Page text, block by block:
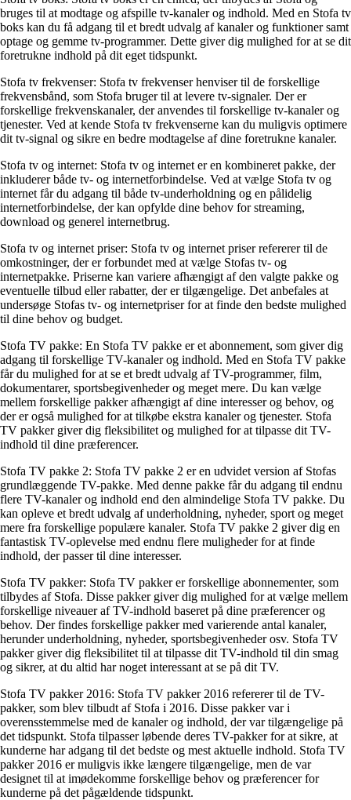
bruges til at modtage og afspille tv-kanaler og indhold. Med en Stofa tv
boks kan du få adgang til et bredt udvalg af kanaler og funktioner samt
optage og gemme tv-programmer. Dette giver dig mulighed for at se dit
foretrukne indhold på dit eget tidspunkt.
Stofa tv frekvenser: Stofa tv frekvenser henviser til de forskellige
frekvensbånd, som Stofa bruger til at levere tv-signaler. Der er
forskellige frekvenskanaler, der anvendes til forskellige tv-kanaler og
tjenester. Ved at kende Stofa tv frekvenserne kan du muligvis optimere
dit tv-signal og sikre en bedre modtagelse af dine foretrukne kanaler.
Stofa tv og internet: Stofa tv og internet er en kombineret pakke, der
inkluderer både tv- og internetforbindelse. Ved at vælge Stofa tv og
internet får du adgang til både tv-underholdning og en pålidelig
internetforbindelse, der kan opfylde dine behov for streaming,
download og generel internetbrug.
Stofa tv og internet priser: Stofa tv og internet priser refererer til de
omkostninger, der er forbundet med at vælge Stofas tv- og
internetpakke. Priserne kan variere afhængigt af den valgte pakke og
eventuelle tilbud eller rabatter, der er tilgængelige. Det anbefales at
undersøge Stofas tv- og internetpriser for at finde den bedste mulighed
til dine behov og budget.
Stofa TV pakke: En Stofa TV pakke er et abonnement, som giver dig
adgang til forskellige TV-kanaler og indhold. Med en Stofa TV pakke
får du mulighed for at se et bredt udvalg af TV-programmer, film,
dokumentarer, sportsbegivenheder og meget mere. Du kan vælge
mellem forskellige pakker afhængigt af dine interesser og behov, og
der er også mulighed for at tilkøbe ekstra kanaler og tjenester. Stofa
TV pakker giver dig fleksibilitet og mulighed for at tilpasse dit TV-
indhold til dine præferencer.
Stofa TV pakke 2: Stofa TV pakke 2 er en udvidet version af Stofas
grundlæggende TV-pakke. Med denne pakke får du adgang til endnu
flere TV-kanaler og indhold end den almindelige Stofa TV pakke. Du
kan opleve et bredt udvalg af underholdning, nyheder, sport og meget
mere fra forskellige populære kanaler. Stofa TV pakke 2 giver dig en
fantastisk TV-oplevelse med endnu flere muligheder for at finde
indhold, der passer til dine interesser.
Stofa TV pakker: Stofa TV pakker er forskellige abonnementer, som
tilbydes af Stofa. Disse pakker giver dig mulighed for at vælge mellem
forskellige niveauer af TV-indhold baseret på dine præferencer og
behov. Der findes forskellige pakker med varierende antal kanaler,
herunder underholdning, nyheder, sportsbegivenheder osv. Stofa TV
pakker giver dig fleksibilitet til at tilpasse dit TV-indhold til din smag
og sikrer, at du altid har noget interessant at se på dit TV.
Stofa TV pakker 2016: Stofa TV pakker 2016 refererer til de TV-
pakker, som blev tilbudt af Stofa i 2016. Disse pakker var i
overensstemmelse med de kanaler og indhold, der var tilgængelige på
det tidspunkt. Stofa tilpasser løbende deres TV-pakker for at sikre, at
kunderne har adgang til det bedste og mest aktuelle indhold. Stofa TV
pakker 2016 er muligvis ikke længere tilgængelige, men de var
designet til at imødekomme forskellige behov og præferencer for
kunderne på det pågældende tidspunkt.